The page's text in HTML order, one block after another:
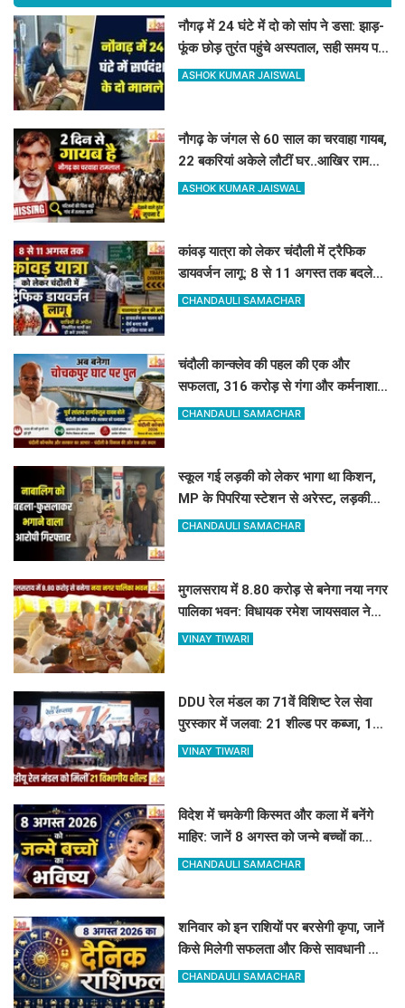
नौगढ़ में 24 घंटे में दो को सांप ने डसा: झाड़-
फूंक छोड़ तुरंत पहुंचे अस्पताल, सही समय पर
इलाज से बच गयी जान
ASHOK KUMAR JAISWAL
नौगढ़ के जंगल से 60 साल का चरवाहा गायब,
22 बकरियां अकेले लौटीं घर..आखिर रामलाल
कहां गए?
ASHOK KUMAR JAISWAL
कांवड़ यात्रा को लेकर चंदौली में ट्रैफिक
डायवर्जन लागू: 8 से 11 अगस्त तक बदले
रहेंगे ये रास्ते, देखें पूरी लिस्ट
CHANDAULI SAMACHAR
चंदौली कान्क्लेव की पहल की एक और
सफलता, 316 करोड़ से गंगा और कर्मनाशा
नदी पर बनेंगे 2 नए पुल
CHANDAULI SAMACHAR
स्कूल गई लड़की को लेकर भागा था किशन,
MP के पिपरिया स्टेशन से अरेस्ट, लड़की
सकुशल बरामद
CHANDAULI SAMACHAR
मुगलसराय में 8.80 करोड़ से बनेगा नया नगर
पालिका भवन: विधायक रमेश जायसवाल ने
किया भूमि पूजन
VINAY TIWARI
DDU रेल मंडल का 71वें विशिष्ट रेल सेवा
पुरस्कार में जलवा: 21 शील्ड पर कब्जा, 16
रेलकर्मी भी सम्मानित
VINAY TIWARI
विदेश में चमकेगी किस्मत और कला में बनेंगे
माहिर: जानें 8 अगस्त को जन्मे बच्चों का
जीवन और आज का राशिफल
CHANDAULI SAMACHAR
शनिवार को इन राशियों पर बरसेगी कृपा, जानें
किसे मिलेगी सफलता और किसे सावधानी की
जरूरत
CHANDAULI SAMACHAR